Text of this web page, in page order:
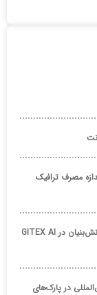
مصرف ترافیک
حمایت تا سقف ۴۵۰ میلیون تومان از حضور شرکت‌های دانش‌بنیان در GITEX AI
در پارک‌های